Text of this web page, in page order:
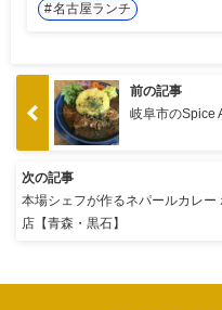
名古屋ランチ
前の記事
岐阜市のSpice
次の記事
本場シェフが作るネパールカレー
店【青森・黒石】